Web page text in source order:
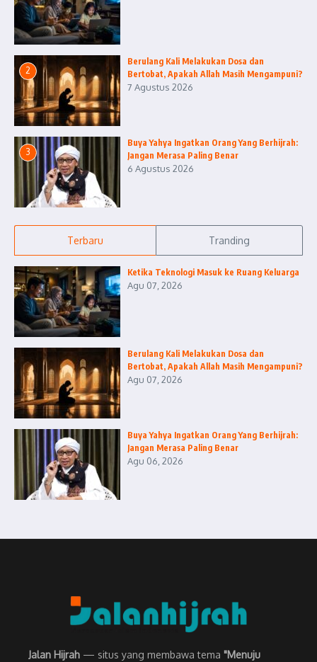
2
Berulang Kali Melakukan Dosa dan
Bertobat, Apakah Allah Masih Mengampuni?
7 Agustus 2026
3
Buya Yahya Ingatkan Orang Yang Berhijrah:
Jangan Merasa Paling Benar
6 Agustus 2026
Terbaru Tranding
Ketika Teknologi Masuk ke Ruang Keluarga
Agu 07, 2026
Berulang Kali Melakukan Dosa dan
Bertobat, Apakah Allah Masih Mengampuni?
Agu 07, 2026
Buya Yahya Ingatkan Orang Yang Berhijrah:
Jangan Merasa Paling Benar
Agu 06, 2026
Jalan Hijrah — situs yang membawa tema "Menuju